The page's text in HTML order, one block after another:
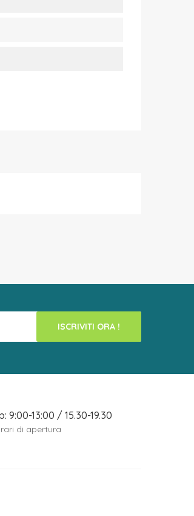
ISCRIVITI ORA !
9:00-13:00 / 15.30-19.30
di apertura